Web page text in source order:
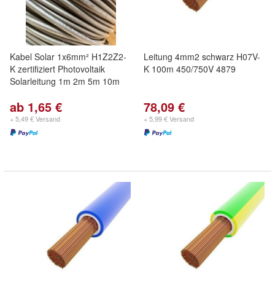
Kabel Solar 1x6mm² H1Z2Z2-
K zertifiziert Photovoltaik
Solarleitung 1m 2m 5m 10m
ab 1,65 €
+ 5,49 € Versand
Leitung 4mm2 schwarz H07V-
K 100m 450/750V 4879
78,09 €
+ 5,99 € Versand